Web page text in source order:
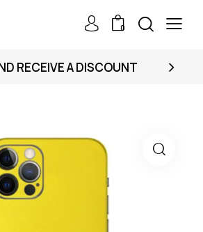
0
RECEIVE A DISCOUNT